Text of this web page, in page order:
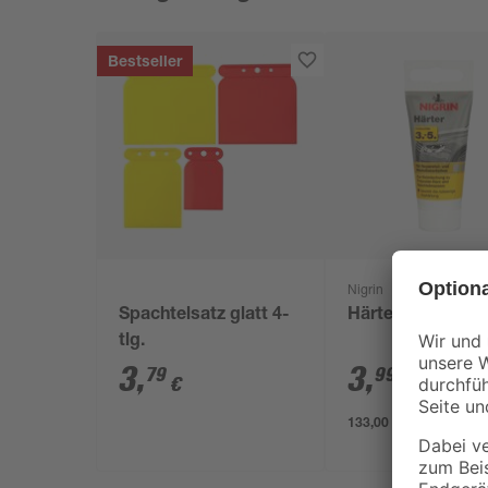
Bestseller
Spachtelsatz glatt 4-
tlg.
3,79 €
Nigrin
Härter 30 g
3,99
133,00 € / Kilogramm